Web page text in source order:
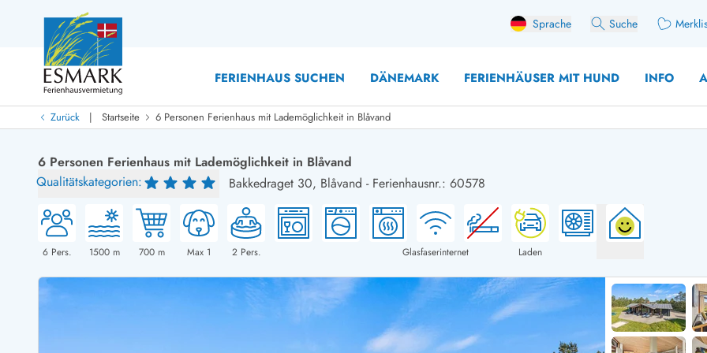
Sprache Suche
FERIENHAUS SUCHEN DÄNEMARK FERIENHÄUSER MIT HUND INFO
Last Minute
Last Minute
Neu bei uns!
Neue Ferienhäuser bei ESMARKFerienhäuser mit PoolFerienhäuser mit Hund
Neurenovierte Ferienhäuser
Ferienhäuser mit Endreinigung inklusive
Ferienhäuser dicht am Strand
Ferienhäuser neu gebaut
Ferienhäuser mit Sonntagswechsel
Ferienhäuser für Angler
Ferienhäuser mit Aktivitätsraum
Ferienhäuser mit Kaminofen
Ferienhäuser mit Kindern
Luxus Ferienhäuser
Ferienhäuser mit Nebensaionrabatt
Ferienhaus für
Ferienhaus für
Ferienhaus für
Ferienhäuser im
Ferienhäuser im
Ferienhäuser im
Zurück | Startseite 6 Personen Ferienhaus mit Lademöglichkeit in Blåvand
6 Personen Ferienhaus mit Lademöglichkeit in Blåvand
Qualitätskategorien:
Bakkedraget 30, Blåvand - Ferienhausnr.: 60578
6Pers. 1500m 700m Max 1 2Pers. Glasfaserinternet Laden